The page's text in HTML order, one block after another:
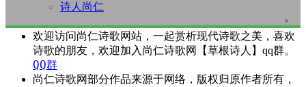
诗人尚仁
欢迎访问尚仁诗歌网站，一起赏析现代诗歌之美，喜欢
诗歌的朋友，欢迎加入尚仁诗歌网【草根诗人】qq群。
QQ群
尚仁诗歌网部分作品来源于网络，版权归原作者所有，